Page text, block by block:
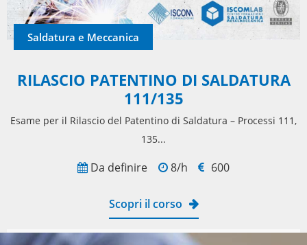
Saldatura e Meccanica
RILASCIO PATENTINO DI SALDATURA
111/135
Esame per il Rilascio del Patentino di Saldatura – Processi 111,
135...
Da definire 8/h 600
Scopri il corso